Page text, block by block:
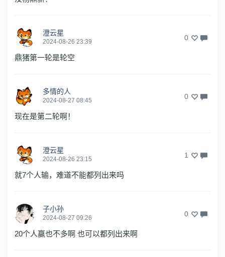
澄云星
2024-08-26 23:39 0
鼎猪第一轮是轮空
多情的人
2024-08-27 08:45 0
现在是第二轮啊！
澄云星
2024-08-26 23:15 1
就7个人输，难道不能都列出来吗
子小孙
2024-08-27 09:26 0
20个人赢也不多啊 也可以都列出来啊